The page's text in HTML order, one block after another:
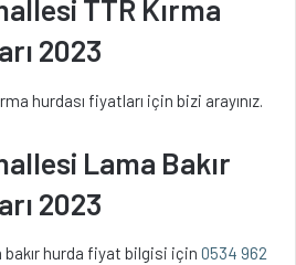
TTR Kırma
2023
hurdası fiyatları için bizi arayınız.
Lama Bakır
2023
hurda fiyat bilgisi için 0534 962